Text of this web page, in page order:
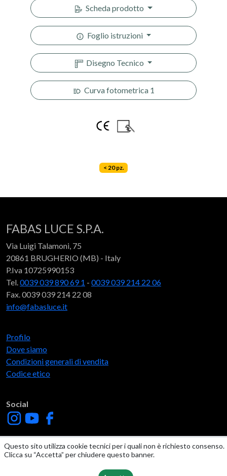
Questo sito utilizza cookie tecnici per i quali non è richiesto consenso.
Clicca su “Accetta” per chiudere questo banner.
Scheda prodotto
Foglio istruzioni
Disegno Tecnico
Curva fotometrica 1
< 20 pz.
FABAS LUCE S.P.A.
Via Luigi Talamoni, 75
20861 BRUGHERIO (MB) - Italy
P.Iva 10725990153
Tel.0039 039 890 69 1 - 0039 039 214 22 06
Fax. 0039 039 214 22 08
info@fabasluce.it
Profilo
Dove siamo
Condizioni generali di vendita
Codice etico
Social